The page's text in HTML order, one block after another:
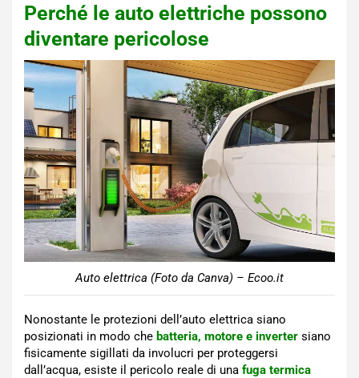
Perché le auto elettriche possono
diventare pericolose
Auto elettrica (Foto da Canva) – Ecoo.it
Nonostante le protezioni dell’auto elettrica siano
posizionati in modo che batteria, motore e inverter siano
fisicamente sigillati da involucri per proteggersi
dall’acqua, esiste il pericolo reale di una fuga termica